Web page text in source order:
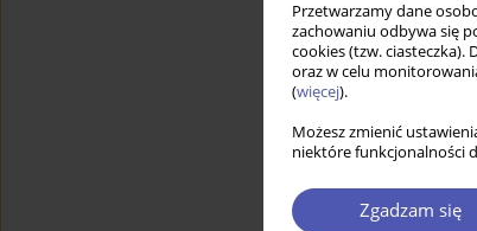
Przetwarzamy dane
zachowaniu odbywa się
cookies (tzw. ciasteczka).
oraz w celu
(więcej).
Możesz zmienić
niektóre funkcjonalności
Zgadzam się